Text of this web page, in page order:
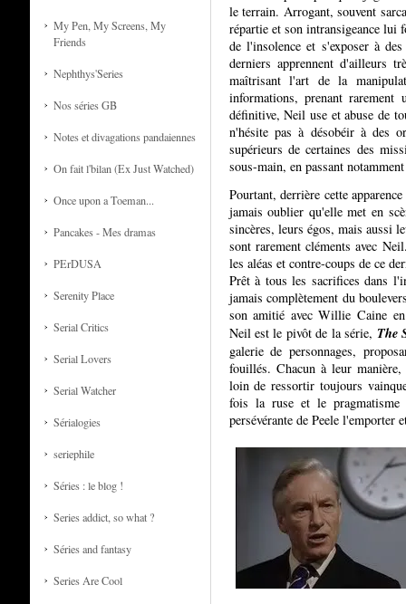
My Pen, My Screens, My
Friends
Nephthys'Series
Nos séries GB
Notes et divagations pandaiennes
On fait l'bilan (Ex Just Watched)
Once upon a Toeman...
Pancakes - Mes dramas
PErDUSA
Serenity Place
Serial Critics
Serial Lovers
Serial Watcher
Sérialogies
seriephile
Séries : le blog !
Series addict, so what ?
Séries and fantasy
Series Are Cool
le terrain. Arrogant, souvent
répartie et son intransigeance
de l'insolence et s'exposer à
derniers apprennent d'ailleurs
maîtrisant l'art de la
informations, prenant
définitive, Neil use et abuse de
n'hésite pas à désobéir à des
supérieurs de certaines des
sous-main, en passant
Pourtant, derrière cette
jamais oublier qu'elle met en
sincères, leurs égos, mais aussi
sont rarement cléments avec
les aléas et contre-coups de ce
Prêt à tous les sacrifices dans
jamais complètement du
son amitié avec Willie Caine
Neil est le pivôt de la série, The
galerie de personnages,
fouillés. Chacun à leur
loin de ressortir toujours
fois la ruse et le pragmatisme
persévérante de Peele l'emporter